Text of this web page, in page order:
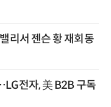
리서 젠슨 황 재회동
전자, 美 B2B 구독